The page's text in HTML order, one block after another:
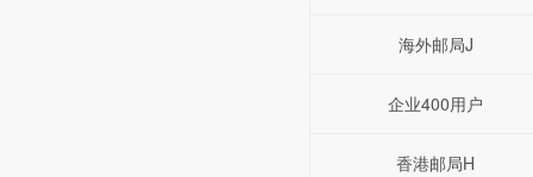
海外邮局J
企业400用户
香港邮局H